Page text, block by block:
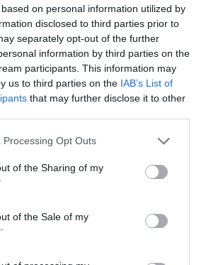
on personal information utilized by
disclosed to third parties prior to
separately opt-out of the further
information by third parties on the
participants. This information may
us to third parties on the IAB’s List of
that may further disclose it to other
Processing Opt Outs
of the Sharing of my
of the Sale of my
cuestiones simbólicas y
propietario del negocio es,
uno de los grandes productores
También es la compañía
y del mundo del motor. Sus
hasta los 60.000 millones de
unos beneficios de más de
sus máximos accionistas